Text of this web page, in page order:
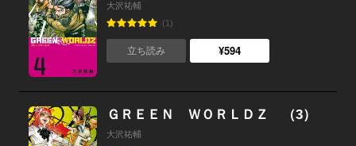
大沢祐輔
(1)
立ち読み ¥594
ＧＲＥＥＮ ＷＯＲＬＤＺ （3）
大沢祐輔